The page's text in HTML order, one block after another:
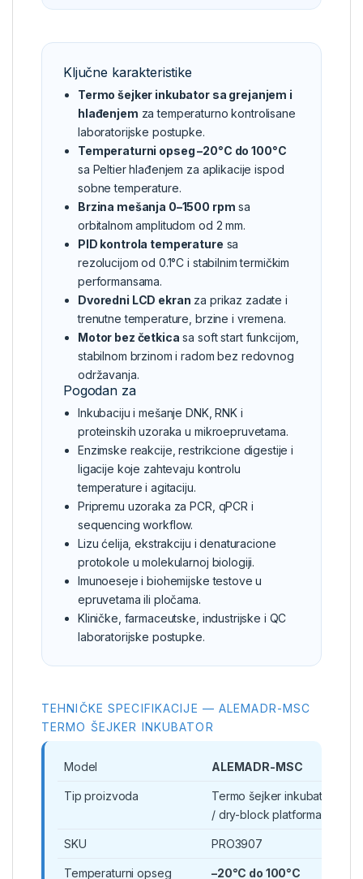
Ključne karakteristike
Termo šejker inkubator sa grejanjem i
hlađenjem za temperaturno kontrolisane
laboratorijske postupke.
Temperaturni opseg –20°C do 100°C
sa Peltier hlađenjem za aplikacije ispod
sobne temperature.
Brzina mešanja 0–1500 rpm sa
orbitalnom amplitudom od 2 mm.
PID kontrola temperature sa
rezolucijom od 0.1°C i stabilnim termičkim
performansama.
Dvoredni LCD ekran za prikaz zadate i
trenutne temperature, brzine i vremena.
Motor bez četkica sa soft start funkcijom,
stabilnom brzinom i radom bez redovnog
održavanja.
Pogodan za
Inkubaciju i mešanje DNK, RNK i
proteinskih uzoraka u mikroepruvetama.
Enzimske reakcije, restrikcione digestije i
ligacije koje zahtevaju kontrolu
temperature i agitaciju.
Pripremu uzoraka za PCR, qPCR i
sequencing workflow.
Lizu ćelija, ekstrakciju i denaturacione
protokole u molekularnoj biologiji.
Imunoeseje i biohemijske testove u
epruvetama ili pločama.
Kliničke, farmaceutske, industrijske i QC
laboratorijske postupke.
TEHNIČKE SPECIFIKACIJE — ALEMADR-MSC
TERMO ŠEJKER INKUBATOR
Model ALEMADR-MSC
Tip proizvoda
Termo šejker inkubator sa
/ dry-block platforma
SKU PRO3907
Temperaturni opseg –20°C do 100°C